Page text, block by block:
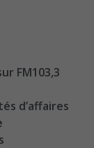
FM103,3
d’affaires